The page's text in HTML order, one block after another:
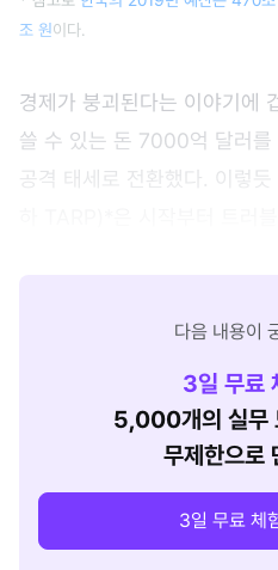
조 원이다.
경제가 붕괴된다는 이야기에
쓸 수 있는 돈 7000억 달러를
공격 태세로 전환했다. 이렇
다음 내용이
3일 무료
5,000개의 실무
무제한으로
3일 무료 체